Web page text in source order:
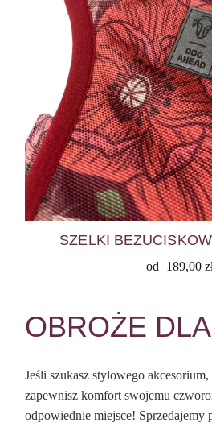
SZELKI
od 189,00
OBROŻE
Jeśli szukasz stylowego
zapewnisz komfort swojemu
odpowiednie miejsce! Sprzedajemy